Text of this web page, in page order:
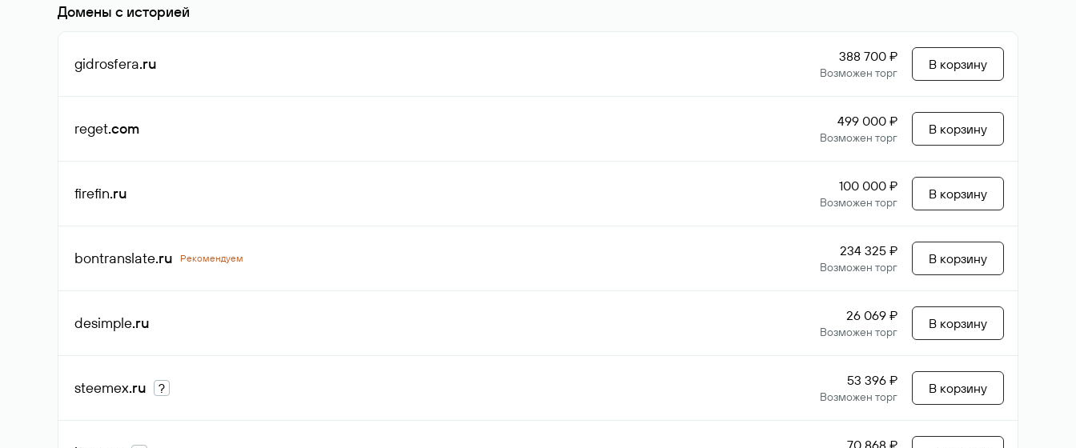
Домены с историей
gidrosfera.ru 388 700 ₽
Возможен торг
В корзину
reget.com 499 000 ₽
Возможен торг
В корзину
firefin.ru 100 000 ₽
Возможен торг
В корзину
bontranslate.ru Рекомендуем 234 325 ₽
Возможен торг
В корзину
desimple.ru 26 069 ₽
Возможен торг
В корзину
steemex.ru ? 53 396 ₽
Возможен торг
В корзину
70 868 ₽